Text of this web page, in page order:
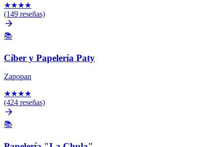
★★★★
(149 reseñas)
📚
Cíber y Papelería Paty
Zapopan
★★★★
(424 reseñas)
📚